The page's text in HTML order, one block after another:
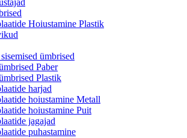
Hoiustamine Plastik
ümbrised
Paber
Plastik
harjad
hoiustamine Metall
hoiustamine Puit
jagajad
puhastamine